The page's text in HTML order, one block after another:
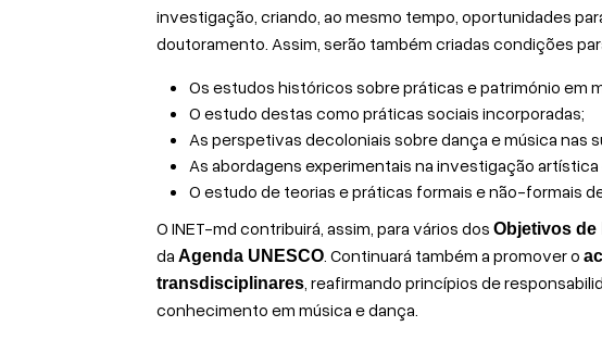
investigação, criando, ao mesmo tempo, oportunidades
doutoramento. Assim, serão também criadas condições
Os estudos históricos sobre práticas e património em
O estudo destas como práticas sociais incorporadas;
As perspetivas decoloniais sobre dança e música nas
As abordagens experimentais na investigação
O estudo de teorias e práticas formais e não-formais
O INET-md contribuirá, assim, para vários dosObjetivos
daAgenda UNESCO. Continuará também a promover o
transdisciplinares, reafirmando princípios de
conhecimento em música e dança.